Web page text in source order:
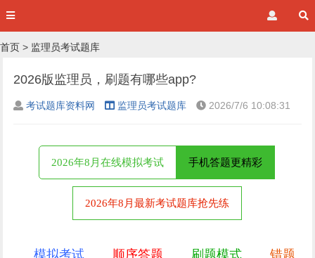
首页 > 监理员考试题库
2026版监理员，刷题有哪些app?
考试题库资料网 监理员考试题库 2026/7/6 10:08:31
2026年8月在线模拟考试 手机答题更精彩
2026年8月最新考试题库抢先练
模拟考试 顺序答题 刷题模式
错题